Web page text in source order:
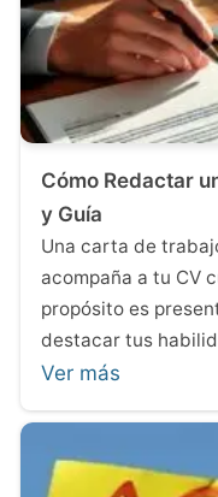
Cómo Redactar
y Guía
Una carta de
acompaña a tu CV
propósito es
destacar tus
Ver más